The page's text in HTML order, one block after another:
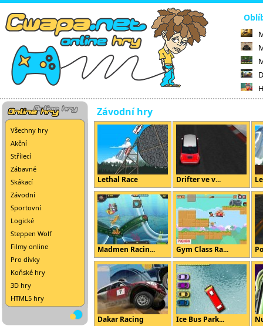
Všechny hry
Akční
Střílecí
Zábavné
Skákací
Závodní
Sportovní
Logické
Steppen Wolf
Filmy online
Pro dívky
Koňské hry
3D hry
HTML5 hry
Závodní hry
Lethal Race Drifter ve v...
Madmen Racin... Gym Class Ra...
Dakar Racing Ice Bus Park...